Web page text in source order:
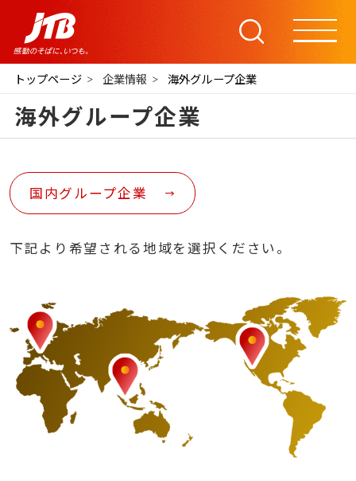
トップページ 企業情報 海外グループ企業
海外グループ企業
国内グループ企業
下記より希望される地域を選択ください。